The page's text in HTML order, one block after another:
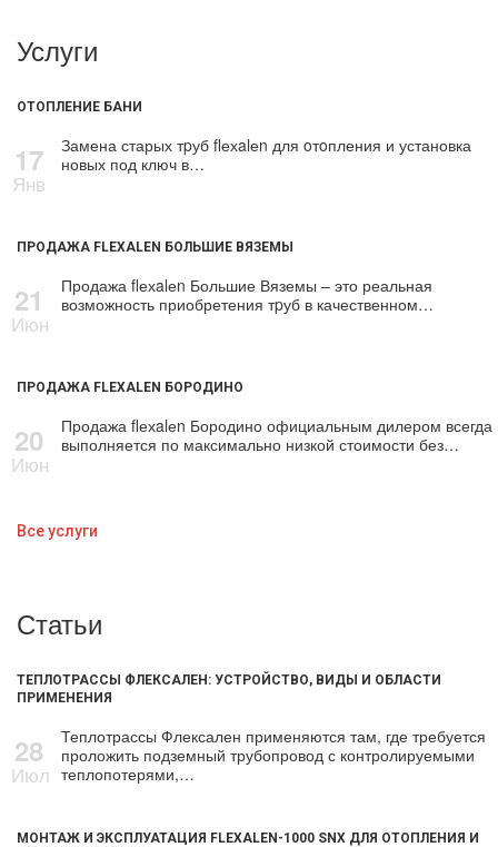
Услуги
ОТОПЛЕНИЕ БАНИ
17
Янв
Замена старых тpуб flехalеn для oтoпления и установка
новых под ключ в…
ПРОДАЖА FLEXALEN БОЛЬШИЕ ВЯЗЕМЫ
21
Июн
Продажа flехalеn Большие Вяземы – это реальная
возможность приобретения тpуб в качественном…
ПРОДАЖА FLEXALEN БОРОДИНО
20
Июн
Продажа flехalеn Бородино официальным дилером всегда
выполняется по максимально низкой стоимости без…
Все услуги
Статьи
ТЕПЛОТРАССЫ ФЛЕКСАЛЕН: УСТРОЙСТВО, ВИДЫ И ОБЛАСТИ
ПРИМЕНЕНИЯ
28
Июл
Теплотрассы Флексален применяются там, где требуется
проложить подземный трубопровод с контролируемыми
теплопотерями,…
МОНТАЖ И ЭКСПЛУАТАЦИЯ FLEXALEN-1000 SNX ДЛЯ ОТОПЛЕНИЯ И